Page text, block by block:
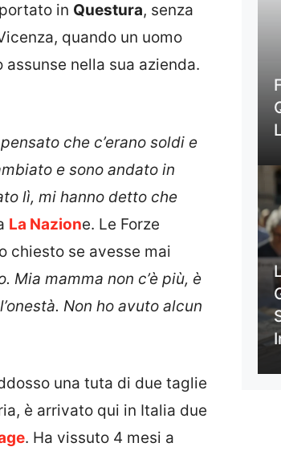
in Questura, senza
quando un uomo
nella sua azienda.
che c’erano soldi e
e sono andato in
lì, mi hanno detto che
La Nazione. Le Forze
chiesto se avesse mai
Mia mamma non c’è più, è
Non ho avuto alcun
una tuta di due taglie
è arrivato qui in Italia due
. Ha vissuto 4 mesi a